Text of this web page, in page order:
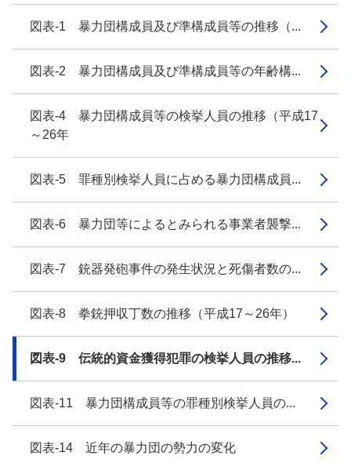
図表-1 暴力団構成員及び準構成員等の推移（...
図表-2 暴力団構成員及び準構成員等の年齢構...
図表-4 暴力団構成員等の検挙人員の推移（平成17
～26年
図表-5 罪種別検挙人員に占める暴力団構成員...
図表-6 暴力団等によるとみられる事業者襲撃...
図表-7 銃器発砲事件の発生状況と死傷者数の...
図表-8 拳銃押収丁数の推移（平成17～26年）
図表-9 伝統的資金獲得犯罪の検挙人員の推移...
図表-11 暴力団構成員等の罪種別検挙人員の...
図表-14 近年の暴力団の勢力の変化